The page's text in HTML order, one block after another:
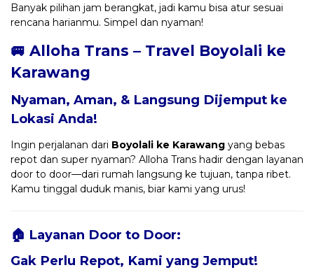
Banyak pilihan jam berangkat, jadi kamu bisa atur sesuai
rencana harianmu. Simpel dan nyaman!
🚐 Alloha Trans – Travel Boyolali ke
Karawang
Nyaman, Aman, & Langsung Dijemput ke
Lokasi Anda!
Ingin perjalanan dari Boyolali ke Karawang yang bebas
repot dan super nyaman? Alloha Trans hadir dengan layanan
door to door—dari rumah langsung ke tujuan, tanpa ribet.
Kamu tinggal duduk manis, biar kami yang urus!
🏠 Layanan Door to Door:
Gak Perlu Repot, Kami yang Jemput!